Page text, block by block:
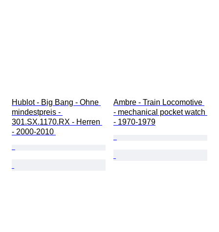
Hublot - Big Bang - Ohne
mindestpreis -
301.SX.1170.RX - Herren
- 2000-2010
Ambre - Train Locomotive
- mechanical pocket watch
- 1970-1979